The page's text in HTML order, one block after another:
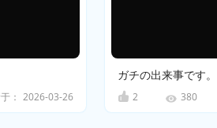
： 2026-03-26
ガチの出来事です
2 380